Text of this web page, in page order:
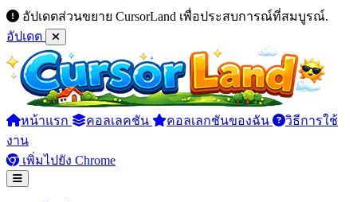
อัปเดตส่วนขยาย CursorLand เพื่อประสบการณ์ที่สมบูรณ์.
อัปเดต
หน้าแรก คอลเลคชัน คอลเลกชันของฉัน
วิธีการใช้
งาน
เพิ่มไปยัง Chrome